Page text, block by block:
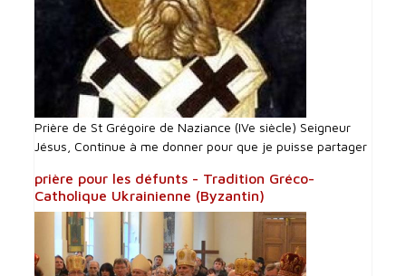
Prière de St Grégoire de Naziance (IVe siècle) Seigneur
Jésus, Continue à me donner pour que je puisse partager
prière pour les défunts - Tradition Gréco-
Catholique Ukrainienne (Byzantin)